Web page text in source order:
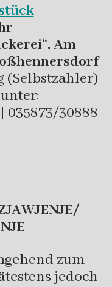
Am
(Selbstzahler)
| 035873/30888
zum
jedoch